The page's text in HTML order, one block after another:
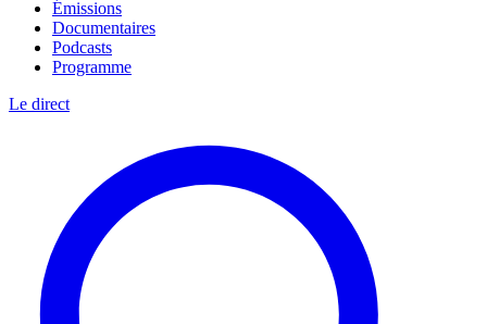
Émissions
Documentaires
Podcasts
Programme
Le direct